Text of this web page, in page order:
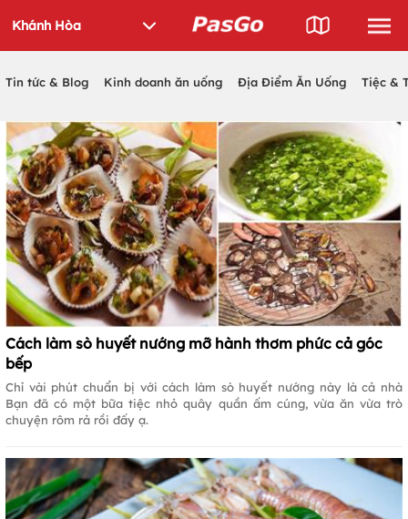
Tin tức & Blog Kinh doanh ăn uống Địa Điểm Ăn Uống Tiệc &
Cách làm sò huyết nướng mỡ hành thơm phức cả góc
bếp
Chỉ vài phút chuẩn bị với cách làm sò huyết nướng này là cả nhà
Bạn đã có một bữa tiệc nhỏ quây quần ấm cúng, vừa ăn vừa trò
chuyện rôm rả rồi đấy ạ.